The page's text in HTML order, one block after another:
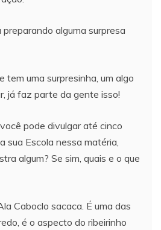
alguma surpresa
tem uma surpresinha, um algo
já faz parte da gente isso!
pode divulgar até cinco
sua Escola nessa matéria,
algum? Se sim, quais e o que
Caboclo sacaca. É uma das
é o aspecto do ribeirinho